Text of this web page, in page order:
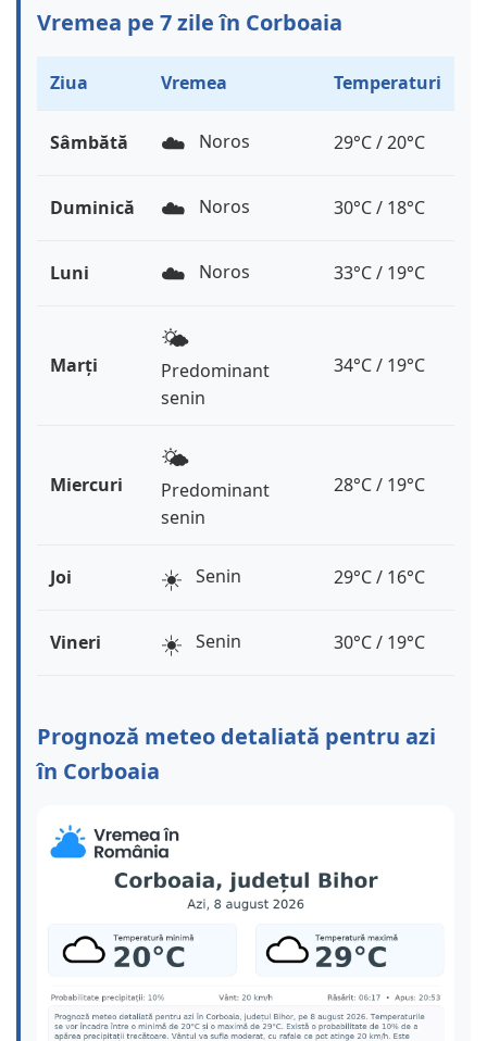
Vremea pe 7 zile în Corboaia
Ziua Vremea Temperaturi
Sâmbătă ☁️ Noros 29°C / 20°C
Duminică ☁️ Noros 30°C / 18°C
Luni ☁️ Noros 33°C / 19°C
Marți
🌤️
Predominant
senin
34°C / 19°C
Miercuri
🌤️
Predominant
senin
28°C / 19°C
Joi ☀️ Senin 29°C / 16°C
Vineri ☀️ Senin 30°C / 19°C
Prognoză meteo detaliată pentru azi
în Corboaia